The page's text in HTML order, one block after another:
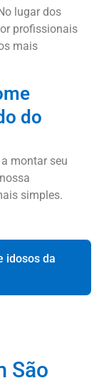
lugar dos
profissionais
mais
do
montar seu
simples.
idosos da
São